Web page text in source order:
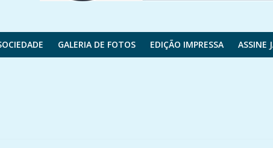
GALERIA DE FOTOS EDIÇÃO IMPRESSA ASSINE